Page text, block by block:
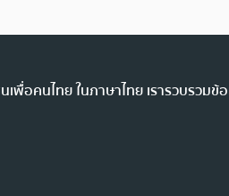
พื่อคนไทย ในภาษาไทย เรารวบรว